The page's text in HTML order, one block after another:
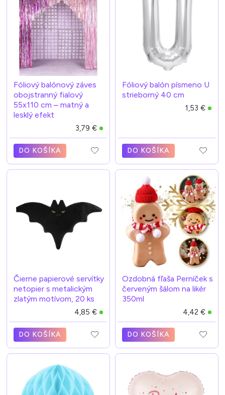
Fóliový balónový záves
obojstranný fialový
55x110 cm – matný a
lesklý efekt
3,79 €
DO KOŠÍKA
Fóliový balón písmeno U
strieborný 40 cm
1,53 €
DO KOŠÍKA
Čierne papierové servítky
netopier s metalickým
zlatým motívom, 20 ks
4,85 €
DO KOŠÍKA
Ozdobná fľaša Perníček s
červeným šálom na likér
350ml
4,42 €
DO KOŠÍKA